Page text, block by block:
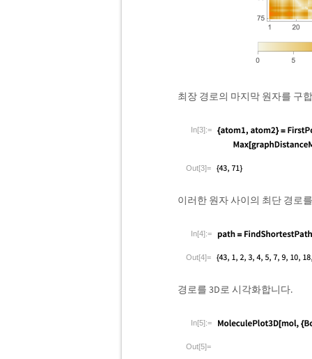
최장 경로의 마지막 원자를 구
In[3]:=
Out[3]=
이러한 원자 사이의 최단 경로
In[4]:=
Out[4]=
경로를 3D로 시각화합니다.
In[5]:=
Out[5]=